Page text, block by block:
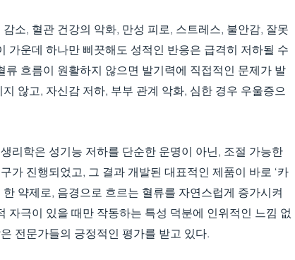
소, 혈관 건강의 악화, 만성 피로, 스트레스, 불안감, 잘못
가운데 하나만 삐끗해도 성적인 반응은 급격히 저하될 수
흐름이 원활하지 않으면 발기력에 직접적인 문제가 발
않고, 자신감 저하, 부부 관계 악화, 심한 경우 우울증으
리학은 성기능 저하를 단순한 운명이 아닌, 조절 가능한
가 진행되었고, 그 결과 개발된 대표적인 제품이 바로 ‘카
약제로, 음경으로 흐르는 혈류를 자연스럽게 증가시켜
자극이 있을 때만 작동하는 특성 덕분에 인위적인 느낌 없
전문가들의 긍정적인 평가를 받고 있다.